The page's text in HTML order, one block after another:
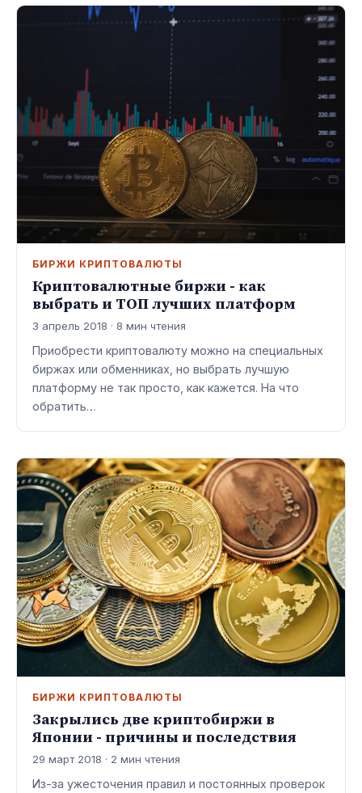
БИРЖИ КРИПТОВАЛЮТЫ
Криптовалютные биржи - как
выбрать и ТОП лучших платформ
3 апрель 2018 · 8 мин чтения
Приобрести криптовалюту можно на специальных
биржах или обменниках, но выбрать лучшую
платформу не так просто, как кажется. На что
обратить…
БИРЖИ КРИПТОВАЛЮТЫ
Закрылись две криптобиржи в
Японии - причины и последствия
29 март 2018 · 2 мин чтения
Из-за ужесточения правил и постоянных проверок